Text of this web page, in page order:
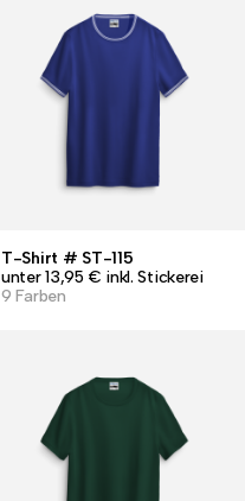
T-Shirt # ST-115
unter 13,95 € inkl. Stickerei
9 Farben